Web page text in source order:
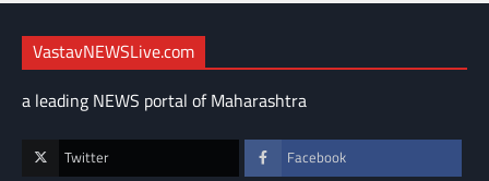
VastavNEWSLive.com
a leading NEWS portal of Maharashtra
Twitter Facebook